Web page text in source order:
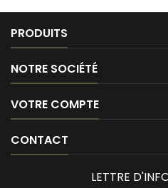
PRODUITS
NOTRE SOCIÉTÉ
VOTRE COMPTE
CONTACT
LETTRE